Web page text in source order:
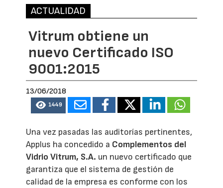
ACTUALIDAD
Vitrum obtiene un
nuevo Certificado ISO
9001:2015
13/06/2018
1449
Una vez pasadas las auditorías pertinentes,
Applus ha concedido a Complementos del
Vidrio Vitrum, S.A. un nuevo certificado que
garantiza que el sistema de gestión de
calidad de la empresa es conforme con los